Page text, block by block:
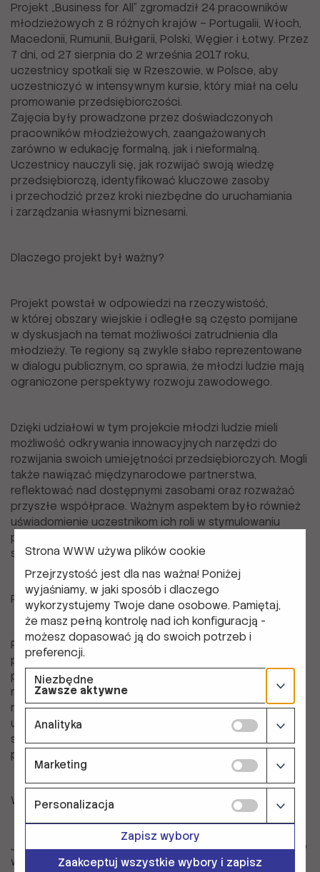
Projekt „Business for All” zgromadził 24 pracowników
młodzieżowych z 8 różnych krajów – Portugalii, Włoch,
Macedonii, Rumunii, Bułgarii, Polski, Węgier i Łotwy. Przez
7 dni, od 27 sierpnia do 2 września 2017 roku,
uczestnicy spotkali się w Rzeszowie, w Polsce, aby
uczestniczyć w intensywnym kursie, który miał na celu
promowanie przedsiębiorczości.
Zajęcia były prowadzone przez doświadczonych
pracowników młodzieżowych, zaangażowanych
zarówno w edukację formalną, jak i nieformalną.
Uczestnicy nauczyli się, jak rozwijać swoją wiedzę
przedsiębiorczą, identyfikować kluczowe zasoby
i przechodzić przez kroki niezbędne do uruchamiania
i zarządzania własnymi biznesami.
Dlaczego projekt był ważny?
Projekt powstał w odpowiedzi na rzeczywistość,
w której obszary wiejskie i odległe są często pomijane
w dyskusjach na temat możliwości zatrudnienia dla
młodzieży. Te regiony są zwykle słabo reprezentowane
w dialogu publicznym, co sprawia, że młodzi ludzie mają
ograniczone perspektywy rozwoju zawodowego.
Dzięki udziałowi w tym projekcie młodzi ludzie mieli
możliwość odkrywania innowacyjnych narzędzi do
rozwijania swoich umiejętności przedsiębiorczych. Mogli
także nawiązać międzynarodowe partnerstwa,
reflektować nad dostępnymi zasobami oraz rozważać
przyszłe współprace. Ważnym aspektem było również
uświadomienie uczestnikom ich roli w stymulowaniu
prywatnych inicjatyw biznesowych w ich
społecznościach.
Praktyczna nauka
Projekt obejmował wizyty w lokalnych
przedsiębiorstwach w Rzeszowie, które stanowiły
praktyczny przykład, jak inicjatywy przedsiębiorcze
mogą odnosić sukcesy nawet w najbardziej
nieoczekiwanych miejscach. Te wizyty pomogły
uczestnikom zrozumieć potencjał ich własnych
społeczności, inspirując ich do wdrażania podobnych
przedsięwzięć u siebie.
Wspieranie młodzieży z obszarów wiejskich
„Business for All” to więcej niż tylko kurs szkoleniowy – to
wezwanie do działania. Uczestnicy zostali zachęceni do
Strona WWW używa plików cookie
Przejrzystość jest dla nas ważna! Poniżej
wyjaśniamy, w jaki sposób i dlaczego
wykorzystujemy Twoje dane osobowe. Pamiętaj,
że masz pełną kontrolę nad ich konfiguracją -
możesz dopasować ją do swoich potrzeb i
preferencji.
Niezbędne
Zawsze aktywne
Analityka
Marketing
Personalizacja
Zapisz wybory
Zaakceptuj wszystkie wybory i zapisz